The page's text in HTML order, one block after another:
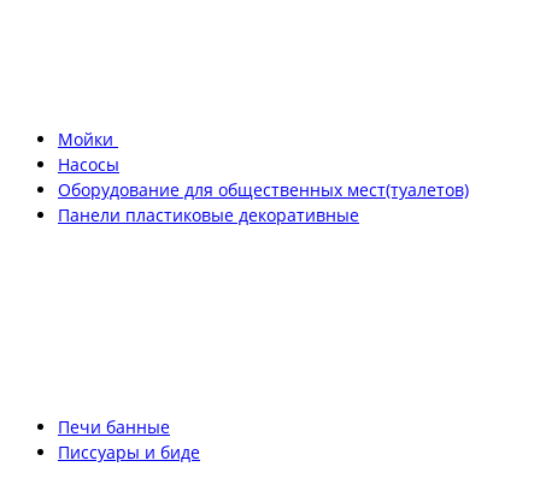
Мойки
Насосы
Оборудование для общественных мест(туалетов)
Панели пластиковые декоративные
Печи банные
Писсуары и биде